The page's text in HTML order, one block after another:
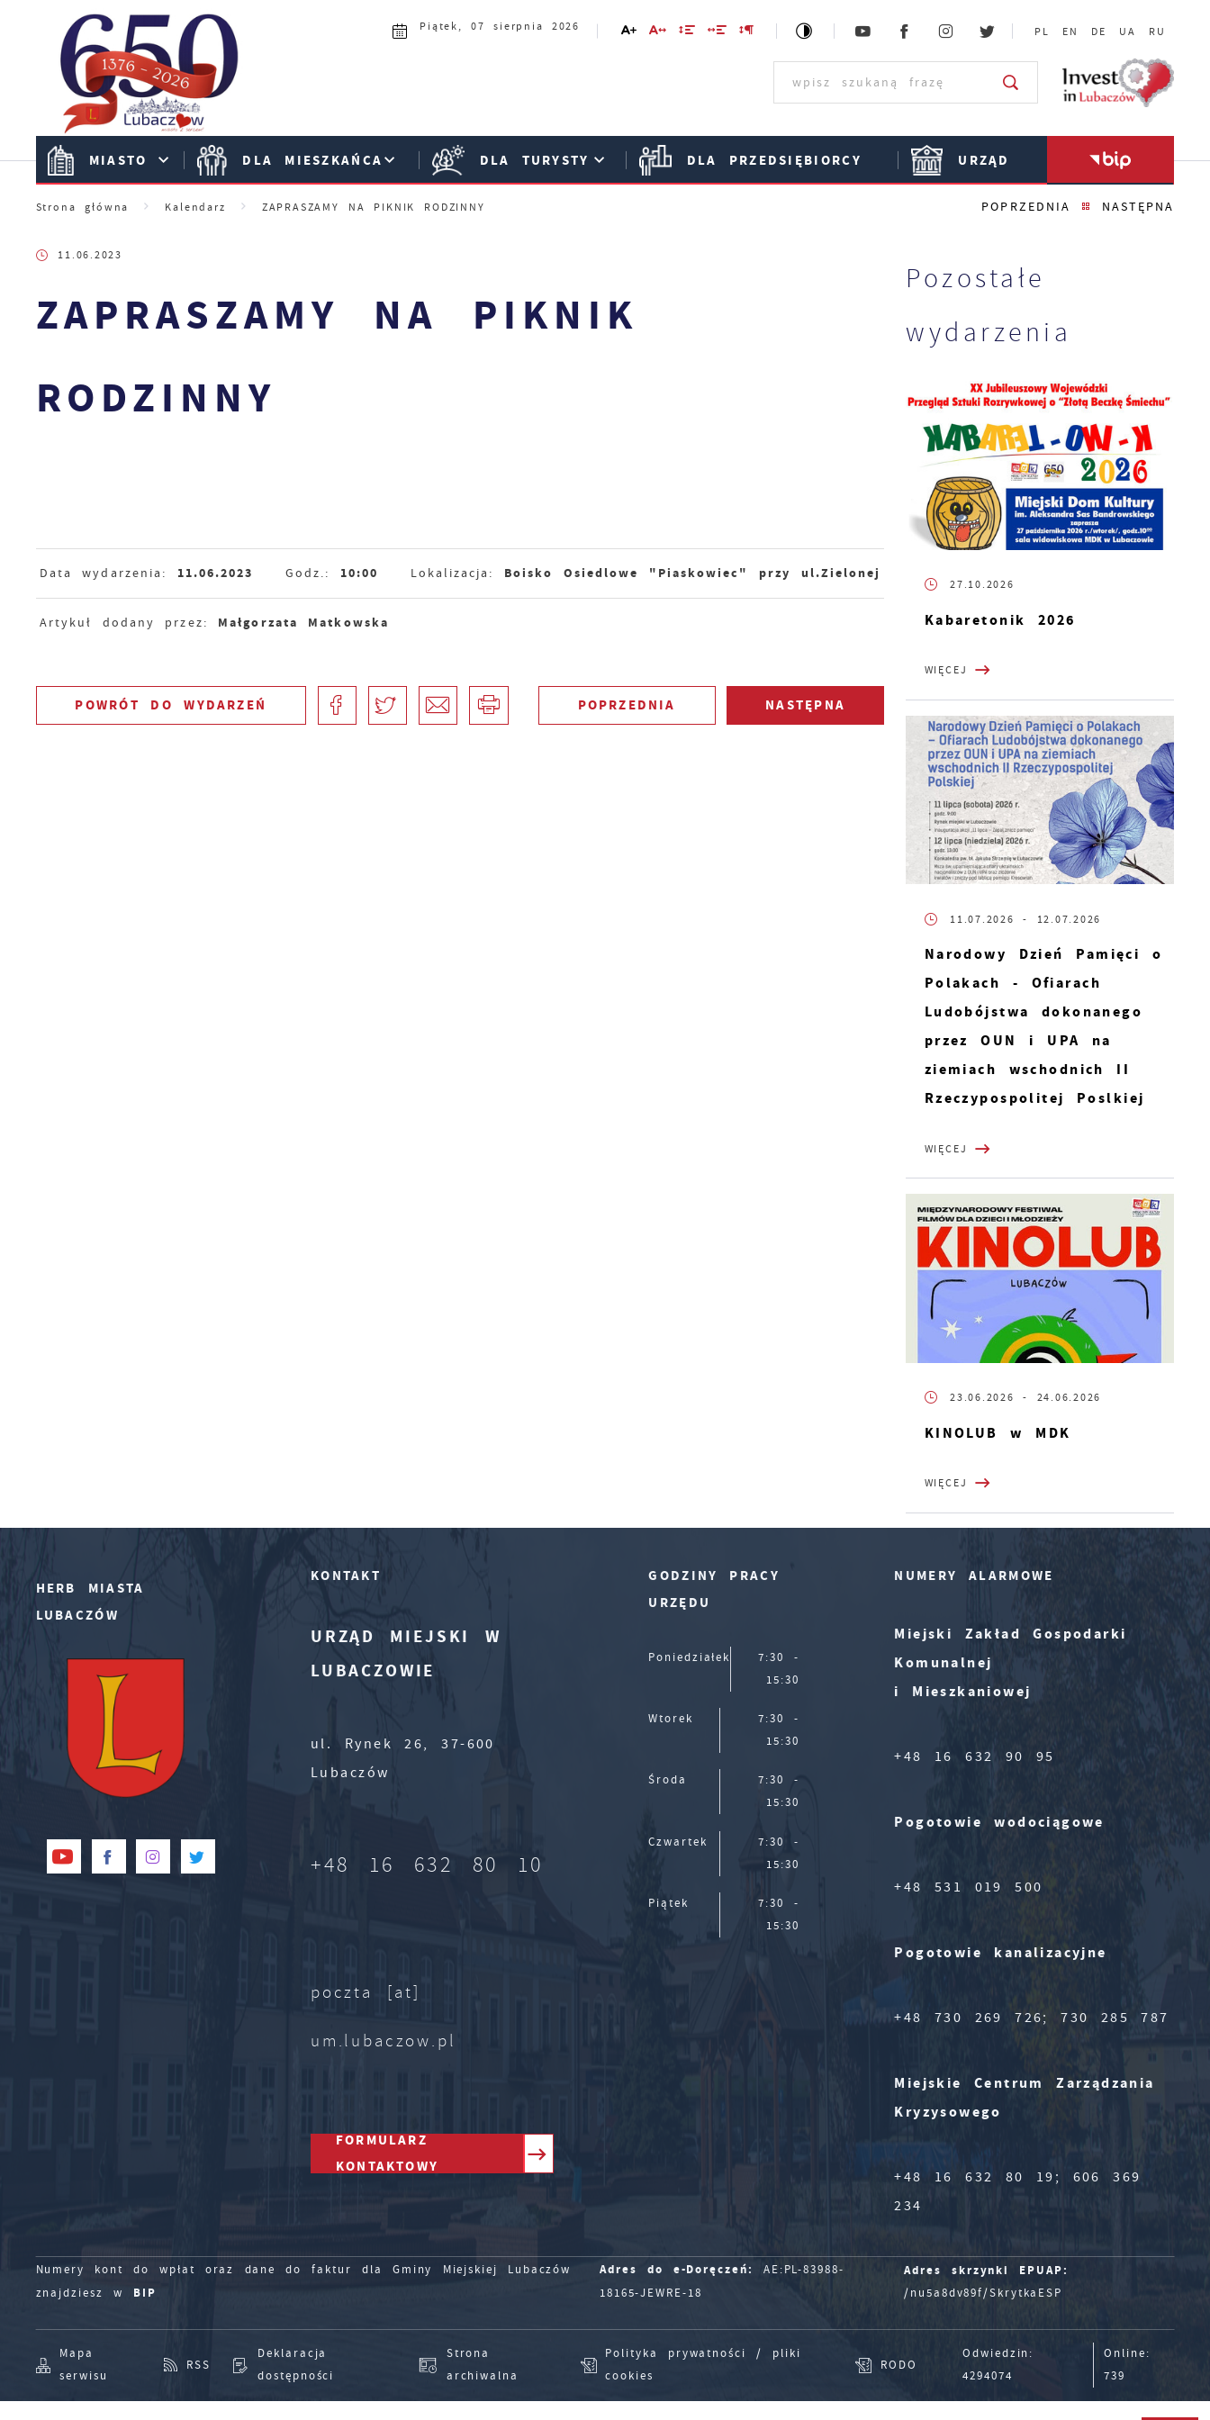
Przejdź do menu.
Przejdź do wyszukiwarki.
Przejdź do treści.
Przejdź do ustawień wielkości czcionki.
Włącz wersję kontrastową strony.
Piątek, 07 sierpnia 2026 PL EN DE UA RU
MIASTO DLA MIESZKAŃCA DLA TURYSTY DLA PRZEDSIĘBIORCY URZĄD
Strona główna Kalendarz ZAPRASZAMY NA PIKNIK RODZINNY POPRZEDNIA NASTĘPNA
11.06.2023
ZAPRASZAMY NA PIKNIK
RODZINNY
Data wydarzenia: 11.06.2023 Godz.: 10:00 Lokalizacja: Boisko Osiedlowe "Piaskowiec" przy ul.Zielonej
Artykuł dodany przez: Małgorzata Matkowska
POWRÓT DO WYDARZEŃ POPRZEDNIA NASTĘPNA
Pozostałe
wydarzenia
27.10.2026
Kabaretonik 2026
WIĘCEJ
11.07.2026 - 12.07.2026
Narodowy Dzień Pamięci o
Polakach - Ofiarach
Ludobójstwa dokonanego
przez OUN i UPA na
ziemiach wschodnich II
Rzeczypospolitej Poslkiej
WIĘCEJ
23.06.2026 - 24.06.2026
KINOLUB w MDK
WIĘCEJ
HERB MIASTA
LUBACZÓW
KONTAKT
URZĄD MIEJSKI W
LUBACZOWIE
ul. Rynek 26, 37-600
Lubaczów
+48 16 632 80 10
poczta [at]
um.lubaczow.pl
FORMULARZ
KONTAKTOWY
GODZINY PRACY
URZĘDU
Poniedziałek
7:30 -
15:30
Wtorek
7:30 -
15:30
Środa
7:30 -
15:30
Czwartek
7:30 -
15:30
Piątek
7:30 -
15:30
NUMERY ALARMOWE
Miejski Zakład Gospodarki
Komunalnej
i Mieszkaniowej
+48 16 632 90 95
Pogotowie wodociągowe
+48 531 019 500
Pogotowie kanalizacyjne
+48 730 269 726; 730 285 787
Miejskie Centrum Zarządzania
Kryzysowego
+48 16 632 80 19; 606 369
234
Numery kont do wpłat oraz dane do faktur dla Gminy Miejskiej Lubaczów
znajdziesz w BIP
Adres do e-Doręczeń:
AE:PL-83988-
18165-JEWRE-18
Adres skrzynki EPUAP:
/nu5a8dv89f/SkrytkaESP
Mapa
serwisu
RSS
Deklaracja
dostępności
Strona
archiwalna
Polityka prywatności / pliki
cookies
RODO
Odwiedzin:
4294074
Online:
739